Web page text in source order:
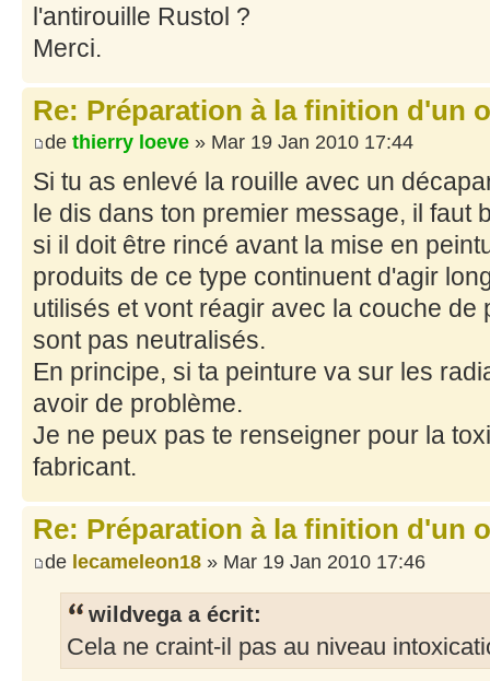
l'antirouille Rustol ?
Merci.
Re: Préparation à la finition d'un
de thierry loeve » Mar 19 Jan 2010 17:44
Si tu as enlevé la rouille avec un
le dis dans ton premier message, il faut
si il doit être rincé avant la mise en
produits de ce type continuent d'agir
utilisés et vont réagir avec la couche de
sont pas neutralisés.
En principe, si ta peinture va sur les
avoir de problème.
Je ne peux pas te renseigner pour la
fabricant.
Re: Préparation à la finition d'un
de lecameleon18 » Mar 19 Jan 2010 17:46
wildvega a écrit:
Cela ne craint-il pas au niveau